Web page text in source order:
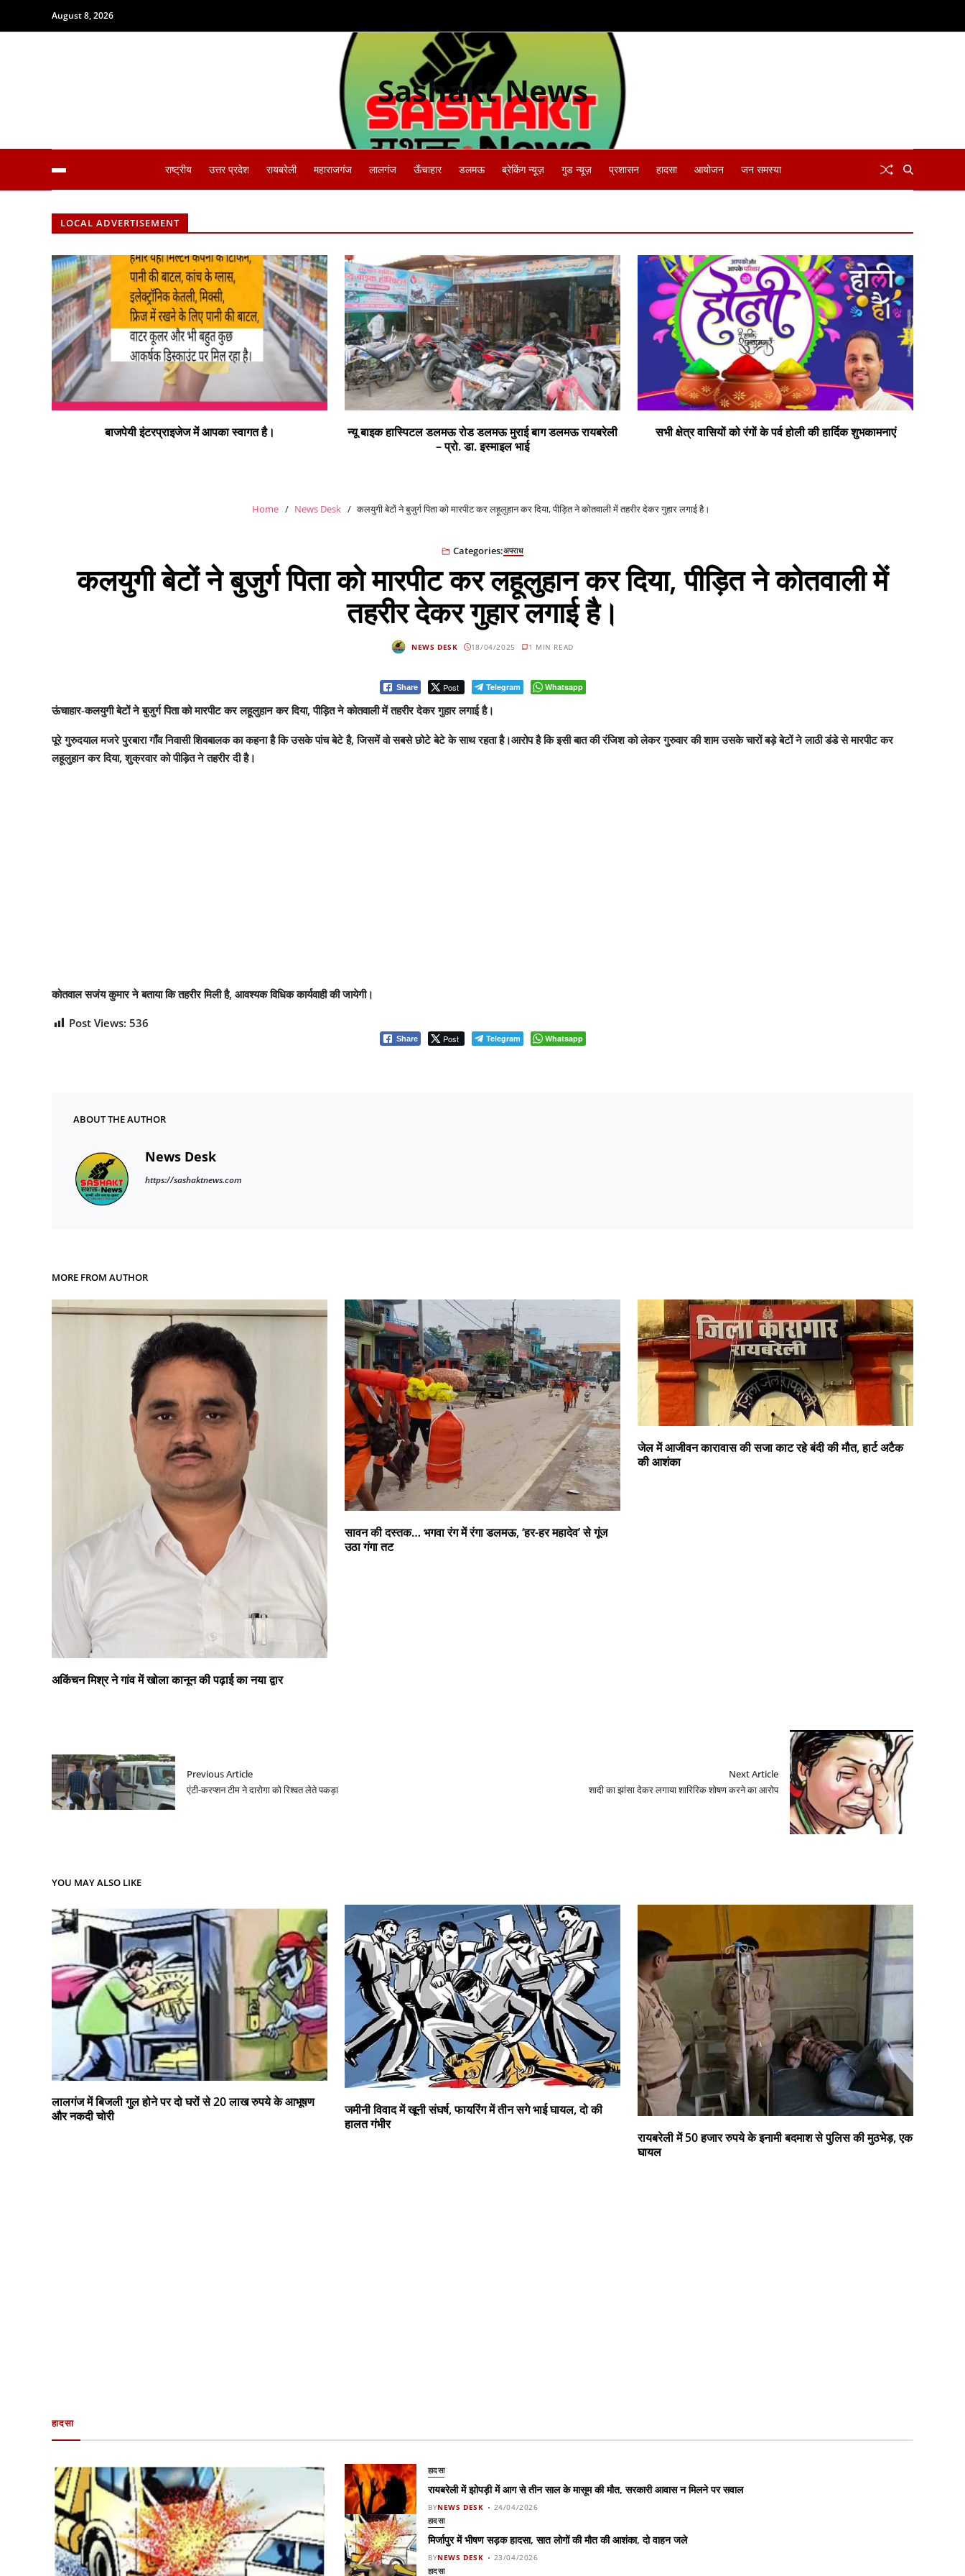
August 8, 2026
Sashakt News
राष्ट्रीय उत्तर प्रदेश रायबरेली महाराजगंज लालगंज ऊँचाहार डलमऊ ब्रेकिंग न्यूज़ गुड न्यूज़ प्रशासन हादसा आयोजन जन समस्या
LOCAL ADVERTISEMENT
न्यू बाइक हास्पिटल डलमऊ रोड डलमऊ मुराई बाग डलमऊ रायबरेली
सभी क्षेत्र वासियों को रंगों के पर्व होली की हार्दिक शुभकामनाएं दीपक सोनी प्रत्याशी जिलापंचायत सदस्य डलमऊ प्रथम
Home News Desk कलयुगी बेटों ने बुजुर्ग पिता को मारपीट कर लहूलुहान कर दिया, पीड़ित ने कोतवाली में तहरीर देकर गुहार लगाई है।
Categories:अपराध
कलयुगी बेटों ने बुजुर्ग पिता को मारपीट कर लहूलुहान कर दिया, पीड़ित ने कोतवाली में
तहरीर देकर गुहार लगाई है।
NEWS DESK 18/04/2025 1 MIN READ
Share Post Telegram Whatsapp
ऊंचाहार-कलयुगी बेटों ने बुजुर्ग पिता को मारपीट कर लहूलुहान कर दिया, पीड़ित ने कोतवाली में तहरीर देकर गुहार लगाई है।
पूरे गुरुदयाल मजरे पुरबारा गाँव निवासी शिवबालक का कहना है कि उसके पांच बेटे है, जिसमें वो सबसे छोटे बेटे के साथ रहता है।आरोप है कि इसी बात की रंजिश को लेकर गुरुवार की शाम उसके चारों बड़े बेटों ने लाठी डंडे से मारपीट कर
लहूलुहान कर दिया, शुक्रवार को पीड़ित ने तहरीर दी है।
कोतवाल सजंय कुमार ने बताया कि तहरीर मिली है, आवश्यक विधिक कार्यवाही की जायेगी।
Post Views: 536
Share Post Telegram Whatsapp
ABOUT THE AUTHOR
News Desk
https://sashaktnews.com
MORE FROM AUTHOR
अकिंचन मिश्र ने गांव में खोला कानून की पढ़ाई का नया द्वार
सावन की दस्तक… भगवा रंग में रंगा डलमऊ, ‘हर-हर महादेव’ से गूंज
उठा गंगा तट
जेल में आजीवन कारावास की सजा काट रहे बंदी की मौत, हार्ट अटैक
की आशंका
Previous Article
एंटी-करप्शन टीम ने दारोगा को रिश्वत लेते पकड़ा
Next Article
शादी का झांसा देकर लगाया शारिरिक शोषण करने का आरोप
YOU MAY ALSO LIKE
लालगंज में बिजली गुल होने पर दो घरों से 20 लाख रुपये के आभूषण
और नकदी चोरी
जमीनी विवाद में खूनी संघर्ष, फायरिंग में तीन सगे भाई घायल, दो की
हालत गंभीर
रायबरेली में 50 हजार रुपये के इनामी बदमाश से पुलिस की मुठभेड़, एक
घायल
हादसा
हादसा
रायबरेली में झोपड़ी में आग से तीन साल के मासूम की मौत, सरकारी आवास न मिलने पर सवाल
BYNEWS DESK 24/04/2026
हादसा
मिर्जापुर में भीषण सड़क हादसा, सात लोगों की मौत की आशंका, दो वाहन जले
BYNEWS DESK 23/04/2026
हादसा